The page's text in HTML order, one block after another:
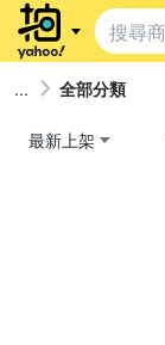
全部分類
最新上架